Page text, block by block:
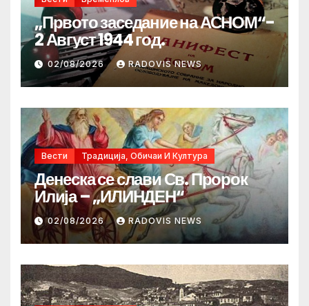
„Првото заседание на АСНОМ“-
2 Август 1944 год.
02/08/2026 RADOVIS NEWS
Вести Традиција, Обичаи И Култура
Денеска се слави Св. Пророк
Илија – „ИЛИНДЕН“
02/08/2026 RADOVIS NEWS